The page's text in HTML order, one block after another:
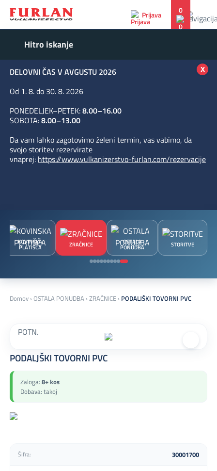
Prijava 0
DELOVNI ČAS V AVGUSTU 2026
Od 1. 8. do 30. 8. 2026
PONEDELJEK–PETEK:8.00–16.00
SOBOTA:8.00–13.00
Da vam lahko zagotovimo želeni termin, vas vabimo, da
svojo storitev rezervirate
vnaprej: https://www.vulkanizerstvo-furlan.com/rezervacije
x
KOVINSKA
PLATIŠČA ZRAČNICE OSTALA
PONUDBA STORITVE
Domov ›OSTALA PONUDBA ›ZRAČNICE › PODALJŠKI TOVORNI PVC
POTN.
PODALJŠKI TOVORNI PVC
Zaloga: 8+ kos
Dobava: takoj
Šifra: 30001700